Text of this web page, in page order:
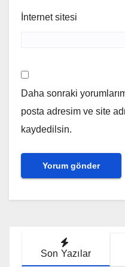
İnternet sitesi
Daha sonraki
posta adresim ve site
kaydedilsin.
Son Yazılar